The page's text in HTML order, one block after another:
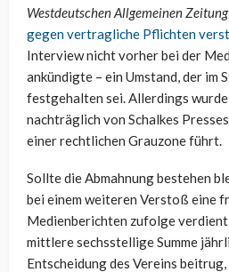
Westdeutschen Allgemeinen Zeitung
gegen vertragliche Pflichten
Interview nicht vorher bei der
ankündigte – ein Umstand, der im
festgehalten sei. Allerdings wurde
nachträglich von Schalkes
einer rechtlichen Grauzone führt.
Sollte die Abmahnung bestehen
bei einem weiteren Verstoß eine
Medienberichten zufolge
mittlere sechsstellige Summe
Entscheidung des Vereins beitrug,